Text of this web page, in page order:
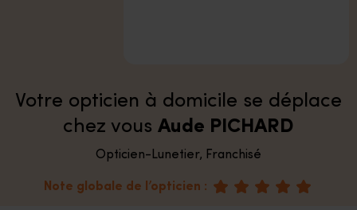
Votre opticien à domicile se déplace
chez vous Aude PICHARD
Opticien-Lunetier, Franchisé
Note globale de l’opticien :